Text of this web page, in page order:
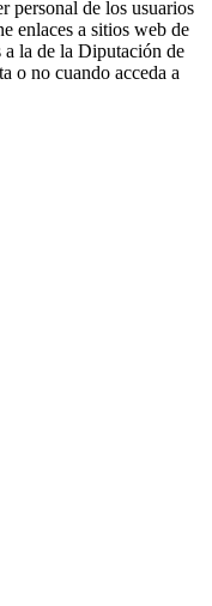
propias con finalidad
personal de los usuarios
enlaces a sitios web de
la de la Diputación de
o no cuando acceda a